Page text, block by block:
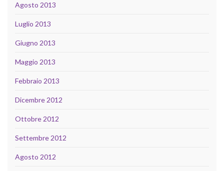
Agosto 2013
Luglio 2013
Giugno 2013
Maggio 2013
Febbraio 2013
Dicembre 2012
Ottobre 2012
Settembre 2012
Agosto 2012